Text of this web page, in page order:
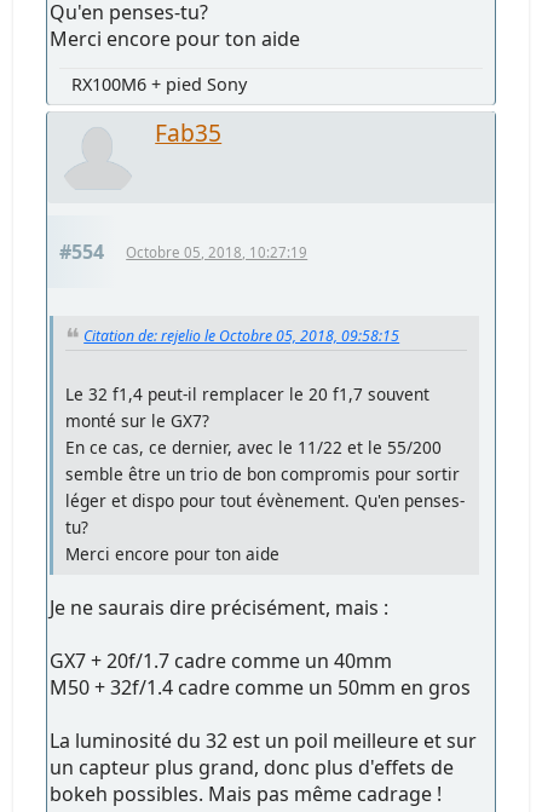
Qu'en penses-tu?
Merci encore pour ton aide
RX100M6 + pied Sony
Fab35
#554 Octobre 05, 2018, 10:27:19
Citation de: rejelio le Octobre 05, 2018, 09:58:15
Le 32 f1,4 peut-il remplacer le 20 f1,7 souvent
monté sur le GX7?
En ce cas, ce dernier, avec le 11/22 et le 55/200
semble être un trio de bon compromis pour sortir
léger et dispo pour tout évènement. Qu'en penses-
tu?
Merci encore pour ton aide
Je ne saurais dire précisément, mais :
GX7 + 20f/1.7 cadre comme un 40mm
M50 + 32f/1.4 cadre comme un 50mm en gros
La luminosité du 32 est un poil meilleure et sur
un capteur plus grand, donc plus d'effets de
bokeh possibles. Mais pas même cadrage !